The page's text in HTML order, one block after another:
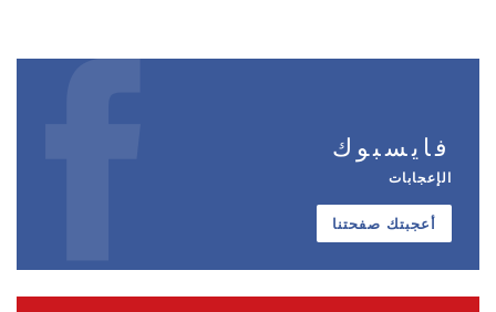
فايسبوك
الإعجابات
أعجبتك صفحتنا